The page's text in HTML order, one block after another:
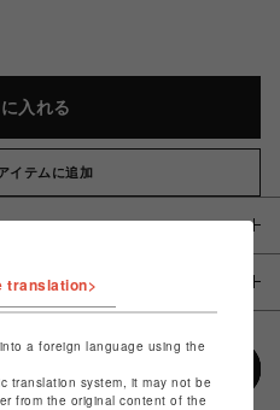
入れる
イテムに追加
translation>
a foreign language using the
translation system, it may not be
from the original content of the